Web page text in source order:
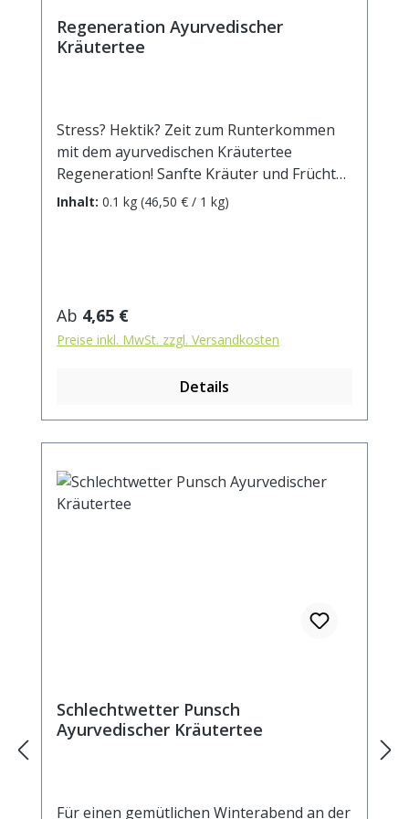
Regeneration Ayurvedischer
Kräutertee
Stress? Hektik? Zeit zum Runterkommen
mit dem ayurvedischen Kräutertee
Regeneration! Sanfte Kräuter und Früchte
wie Apfel, Kamille, Lemongras,
und Cardamom. Beruhigt und baut wieder
auf, wenn Körper und Seele nach Erholung
lechzen. Zutaten: Apfelstücke,
Zichorienwurzel geröstet, Lemongras
(10%), Himbeerblätter, Zimtrinde, Fenchel,
Zubereitung: ca. 15g Tee mit 1 Liter
kochendem Wasser aufgiessen. Ziehzeit:
Inhalt: 0.1 kg (46,50 € / 1 kg)
Regulärer Preis:
Ab 4,65 €
Preise inkl. MwSt. zzgl. Versandkosten
Details
Schlechtwetter Punsch
Ayurvedischer Kräutertee
Für einen gemütlichen Winterabend an der